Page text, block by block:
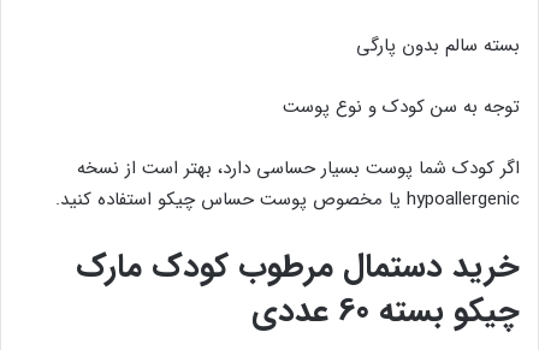
بسته سالم بدون پارگی
توجه به سن کودک و نوع پوست
اگر کودک شما پوست بسیار حساسی دارد، بهتر است از نسخه
hypoallergenic یا مخصوص پوست حساس چیکو استفاده کنید.
خرید دستمال مرطوب کودک مارک
چیکو بسته 60 عددی